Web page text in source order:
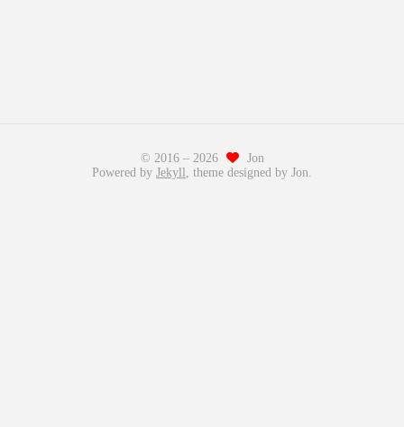
© 2016 – 2026
Jon
Powered by Jekyll , theme designed by Jon.